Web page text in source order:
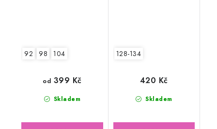
92 98 104
Skladem
od 399 Kč
128-134
Skladem
420 Kč